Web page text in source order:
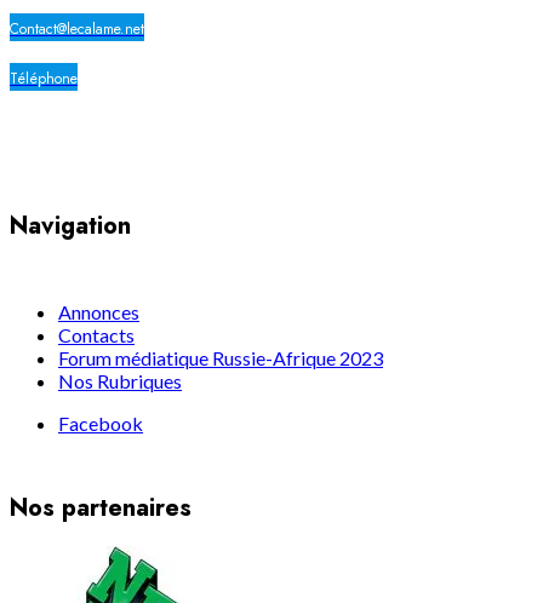
Contact@lecalame.net
Téléphone
Navigation
Annonces
Contacts
Forum médiatique Russie-Afrique 2023
Nos Rubriques
Facebook
Nos partenaires